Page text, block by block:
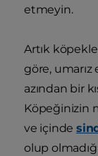
etmeyin.
Artık
göre, umarız
azından bir
Köpeğinizin
ve içinde
olup